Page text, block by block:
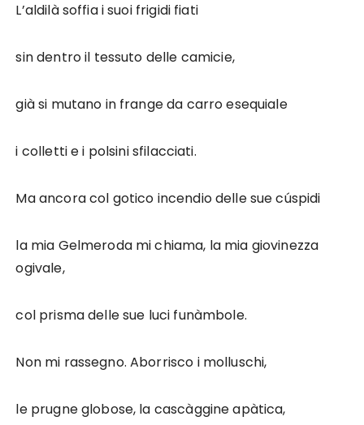
L’aldilà soffia i suoi frigidi fiati
sin dentro il tessuto delle camicie,
già si mutano in frange da carro esequiale
i colletti e i polsini sfilacciati.
Ma ancora col gotico incendio delle sue cúspidi
la mia Gelmeroda mi chiama, la mia giovinezza
ogivale,
col prisma delle sue luci funàmbole.
Non mi rassegno. Aborrisco i molluschi,
le prugne globose, la cascàggine apàtica,